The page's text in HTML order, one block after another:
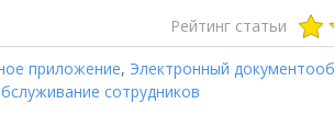
Рейтинг статьи
приложение, Электронный
сотрудников